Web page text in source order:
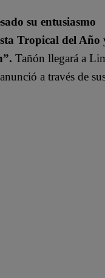
su entusiasmo
Tropical del Año
Tañón llegará a
a través de